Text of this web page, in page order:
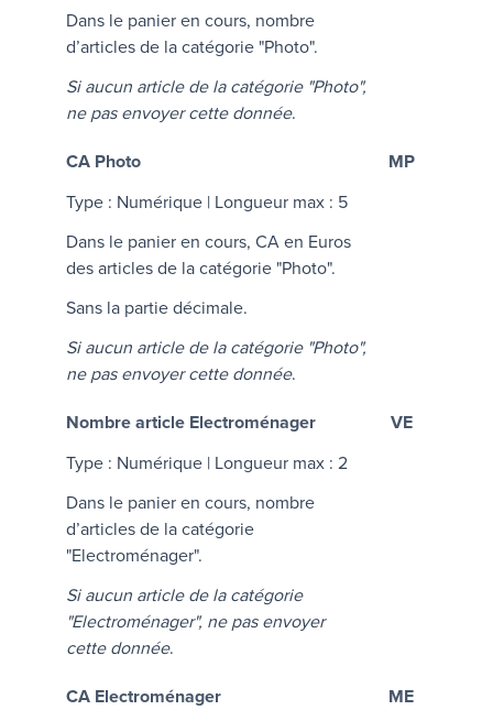
Dans le panier en cours, nombre
d’articles de la catégorie "Photo".
Si aucun article de la catégorie "Photo",
ne pas envoyer cette donnée.
CA Photo
Type : Numérique | Longueur max : 5
Dans le panier en cours, CA en Euros
des articles de la catégorie "Photo".
Sans la partie décimale.
Si aucun article de la catégorie "Photo",
ne pas envoyer cette donnée.
MP
Nombre article Electroménager
Type : Numérique | Longueur max : 2
Dans le panier en cours, nombre
d’articles de la catégorie
"Electroménager".
Si aucun article de la catégorie
"Electroménager", ne pas envoyer
cette donnée.
VE
CA Electroménager ME